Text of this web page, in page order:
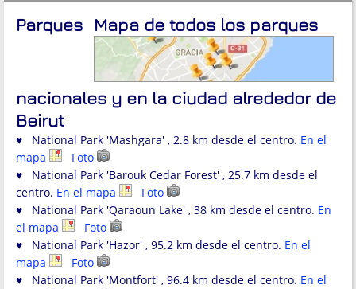
Mapa de todos los parques
Parques
nacionales y en la ciudad alrededor de
Beirut
♥ National Park 'Mashgara' , 2.8 km desde el centro. En el
mapa
Foto
♥ National Park 'Barouk Cedar Forest' , 25.7 km desde el
centro. En el mapa
Foto
♥ National Park 'Qaraoun Lake' , 38 km desde el centro. En
el mapa
Foto
♥ National Park 'Hazor' , 95.2 km desde el centro. En el
mapa
Foto
♥ National Park 'Montfort' , 96.4 km desde el centro. En el